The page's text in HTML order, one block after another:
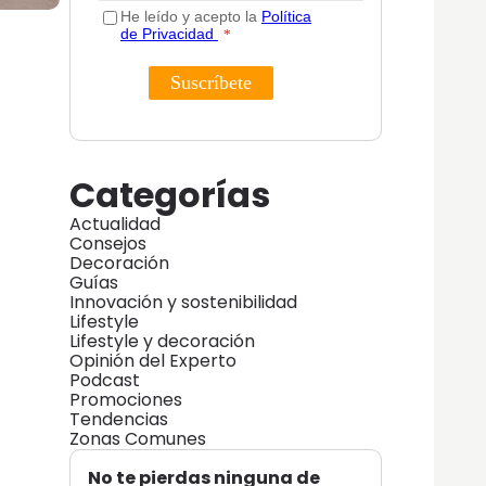
Categorías
Actualidad
Consejos
Decoración
Guías
Innovación y sostenibilidad
Lifestyle
Lifestyle y decoración
Opinión del Experto
Podcast
Promociones
Tendencias
Zonas Comunes
No te pierdas ninguna de